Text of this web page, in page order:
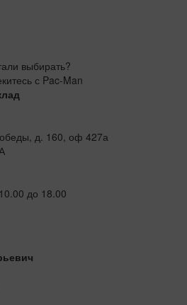
выбирать?
с Pac-Man
д. 160, оф 427а
до 18.00